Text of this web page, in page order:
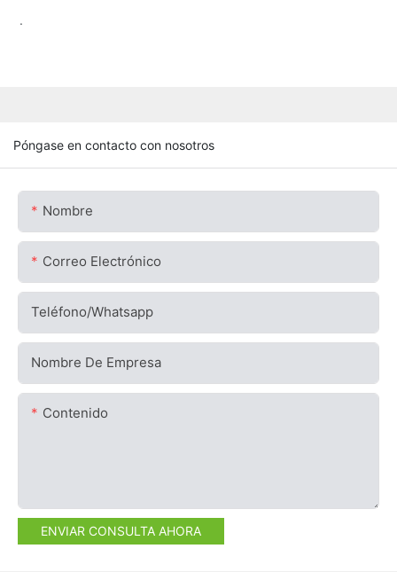
.
Póngase en contacto con nosotros
Nombre
Correo Electrónico
Teléfono/whatsapp
Nombre De Empresa
Contenido
ENVIAR CONSULTA AHORA